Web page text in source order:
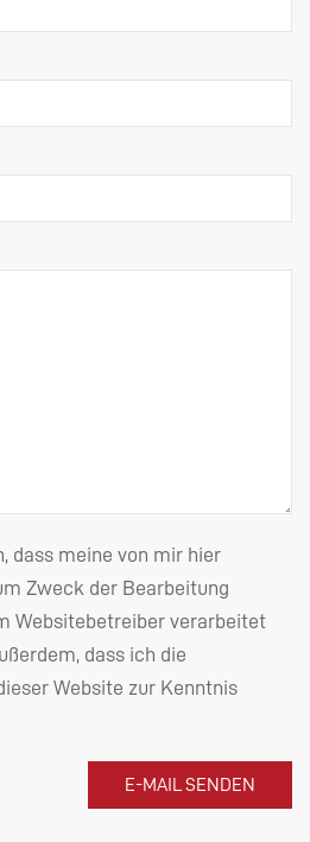
dass meine von mir hier
Zweck der Bearbeitung
Websitebetreiber verarbeitet
dass ich die
Website zur Kenntnis